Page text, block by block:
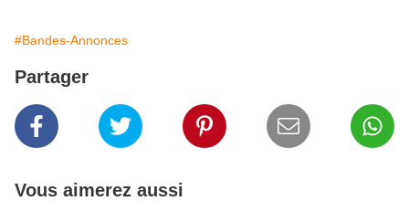
#Bandes-Annonces
Partager
Vous aimerez aussi